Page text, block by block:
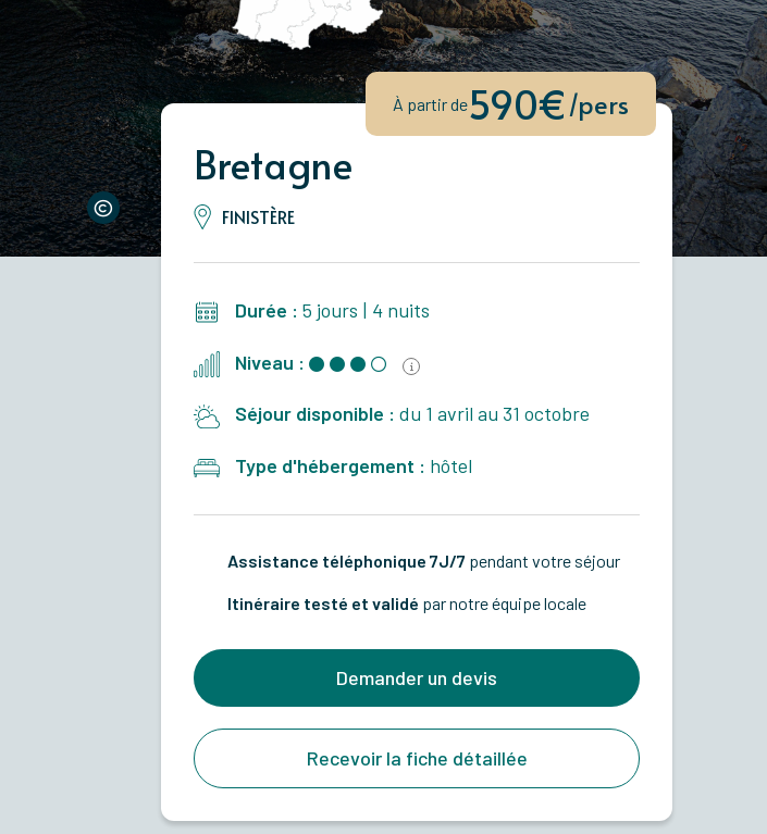
À partir de590€/pers
Bretagne
FINISTÈRE
Durée : 5 jours | 4 nuits
Niveau :
Séjour disponible : du 1 avril au 31 octobre
Type d'hébergement : hôtel
Assistance téléphonique 7J/7 pendant votre séjour
Itinéraire testé et validé par notre équipe locale
Demander un devis
Recevoir la fiche détaillée